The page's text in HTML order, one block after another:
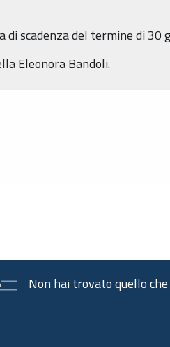
scadenza del termine di 30
Eleonora Bandoli.
Non hai trovato quello che